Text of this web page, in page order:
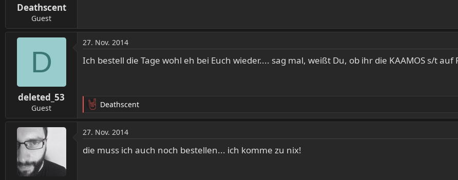
:
Deathscent
Guest
D
deleted_53
Guest
27. Nov. 2014
Ich bestell die Tage wohl eh bei Euch wieder.... sag mal, weißt Du, ob ihr die KAAMOS s/t
R
e
a
k
t
Deathscent
27. Nov. 2014
die muss ich auch noch bestellen... ich komme zu nix!